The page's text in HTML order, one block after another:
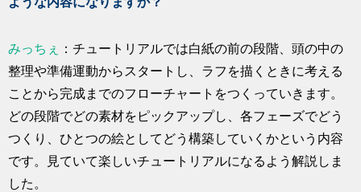
みっちぇ
：チュートリアルでは白紙の前の段階、頭の中の
整理や準備運動からスタートし、ラフを描くときに考える
ことから完成までのフローチャートをつくっていきます。
どの段階でどの素材をピックアップし、各フェーズでどう
つくり、ひとつの絵としてどう構築していくかという内容
です。見ていて楽しいチュートリアルになるよう解説しま
した。